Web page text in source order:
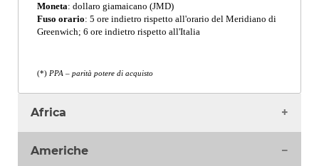
Africa
Angola
Americhe
Moneta: dollaro giamaicano (JMD)
Fuso orario: 5 ore indietro rispetto all'orario del Meridiano di
Greenwich; 6 ore indietro rispetto all'Italia
(*)PPA – parità potere di acquisto